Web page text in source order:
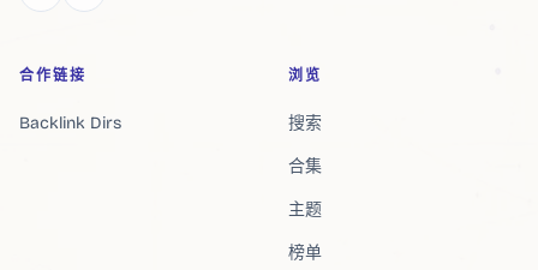
合作链接
Backlink Dirs
浏览
搜索
合集
主题
榜单